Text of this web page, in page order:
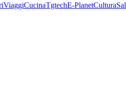
ViaggiCucinaTgtechE-PlanetCultura